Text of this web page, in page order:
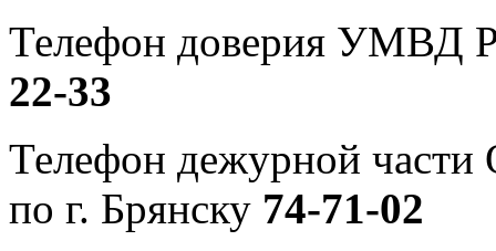
Телефон доверия УМВД
22-33
Телефон дежурной
по г. Брянску 74-71-02